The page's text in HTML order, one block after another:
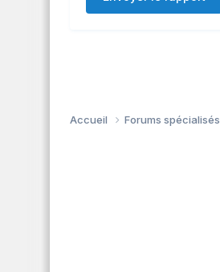
Accueil Forums spécialisés